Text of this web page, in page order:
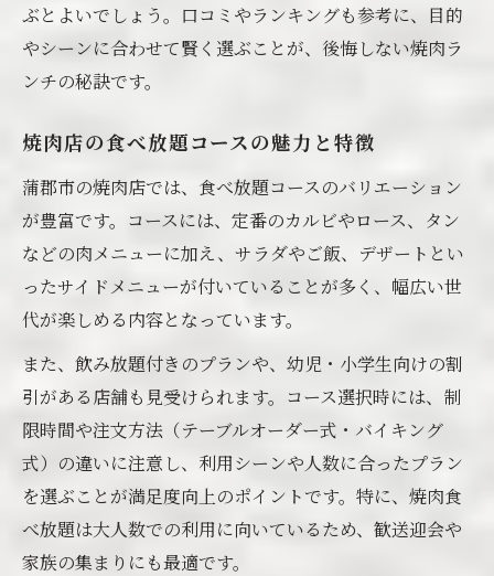
ぶとよいでしょう。口コミやランキングも参考に、目的
やシーンに合わせて賢く選ぶことが、後悔しない焼肉ラ
ンチの秘訣です。
焼肉店の食べ放題コースの魅力と特徴
蒲郡市の焼肉店では、食べ放題コースのバリエーション
が豊富です。コースには、定番のカルビやロース、タン
などの肉メニューに加え、サラダやご飯、デザートとい
ったサイドメニューが付いていることが多く、幅広い世
代が楽しめる内容となっています。
また、飲み放題付きのプランや、幼児・小学生向けの割
引がある店舗も見受けられます。コース選択時には、制
限時間や注文方法（テーブルオーダー式・バイキング
式）の違いに注意し、利用シーンや人数に合ったプラン
を選ぶことが満足度向上のポイントです。特に、焼肉食
べ放題は大人数での利用に向いているため、歓送迎会や
家族の集まりにも最適です。